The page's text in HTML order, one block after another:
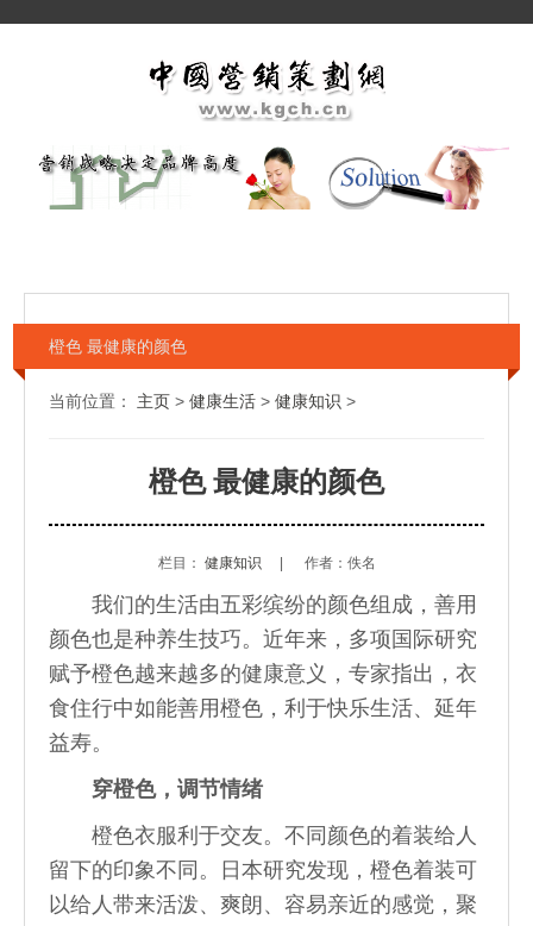
橙色 最健康的颜色
当前位置： 主页 > 健康生活 > 健康知识 >
橙色 最健康的颜色
栏目： 健康知识 作者：佚名
我们的生活由五彩缤纷的颜色组成，善用
颜色也是种养生技巧。近年来，多项国际研究
赋予橙色越来越多的健康意义，专家指出，衣
食住行中如能善用橙色，利于快乐生活、延年
益寿。
穿橙色，调节情绪
橙色衣服利于交友。不同颜色的着装给人
留下的印象不同。日本研究发现，橙色着装可
以给人带来活泼、爽朗、容易亲近的感觉，聚